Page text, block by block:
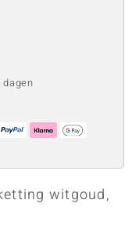
dagen
witgoud,